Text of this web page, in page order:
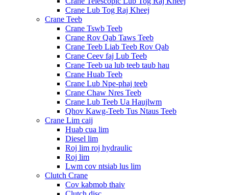
Crane Lub Tog Raj Kheej
Crane Teeb
Crane Tswb Teeb
Crane Rov Qab Taws Teeb
Crane Teeb Liab Teeb Rov Qab
Crane Ceev faj Lub Teeb
Crane Teeb ua lub teeb taub hau
Crane Huab Teeb
Crane Lub Npe-phaj teeb
Crane Chaw Nres Teeb
Crane Lub Teeb Ua Haujlwm
Qhov Kawg-Teeb Tus Ntaus Teeb
Crane Lim caij
Huab cua lim
Diesel lim
Roj lim roj hydraulic
Roj lim
Lwm cov ntsiab lus lim
Clutch Crane
Cov kabmob thaiv